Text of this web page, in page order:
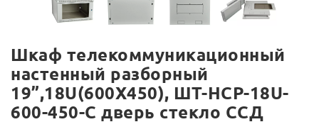
Шкаф телекоммуникационный
настенный разборный
19”,18U(600X450), ШТ-НСР-18U-
600-450-С дверь стекло ССД